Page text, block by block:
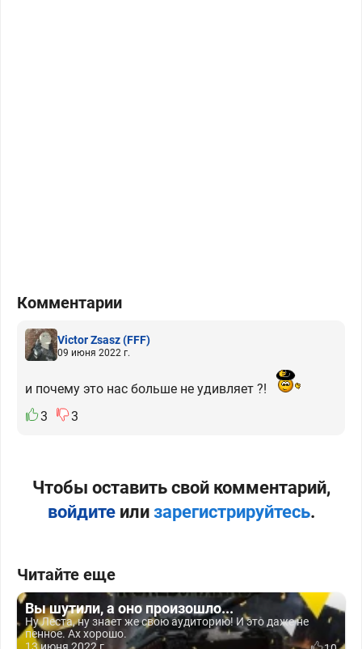
Комментарии
Victor Zsasz(FFF)
09 июня 2022 г.
и почему это нас больше не удивляет ?!
3
3
Чтобы оставить свой комментарий,
войдитеили зарегистрируйтесь.
Читайте еще
Вы шутили, а оно произошло...
Ну Леста, ну знает же свою аудиторию! И это даже не
пенное. Ах хорошо.